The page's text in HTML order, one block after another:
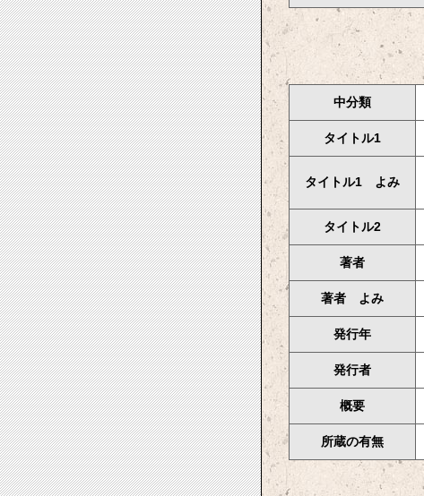
中分類
タイトル1
タイトル1 よみ
タイトル2
著者
著者 よみ
発行年
発行者
概要
所蔵の有無